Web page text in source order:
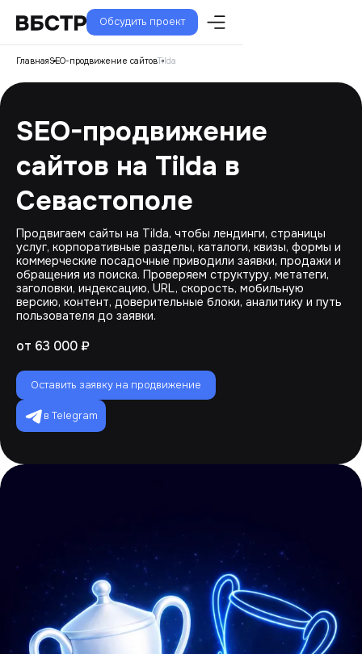
Обсудить проект
ГлавнаяSEO-продвижение сайтовTilda
SEO-продвижение
сайтов на Tilda в
Севастополе
Продвигаем сайты на Tilda, чтобы лендинги, страницы
услуг, корпоративные разделы, каталоги, квизы, формы и
коммерческие посадочные приводили заявки, продажи и
обращения из поиска. Проверяем структуру, метатеги,
заголовки, индексацию, URL, скорость, мобильную
версию, контент, доверительные блоки, аналитику и путь
пользователя до заявки.
от 63 000 ₽
Оставить заявку на продвижение
в Telegram